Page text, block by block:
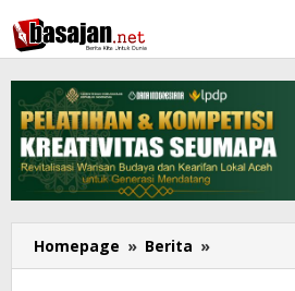
ke
konten
Homepage » Berita »
Tarekat